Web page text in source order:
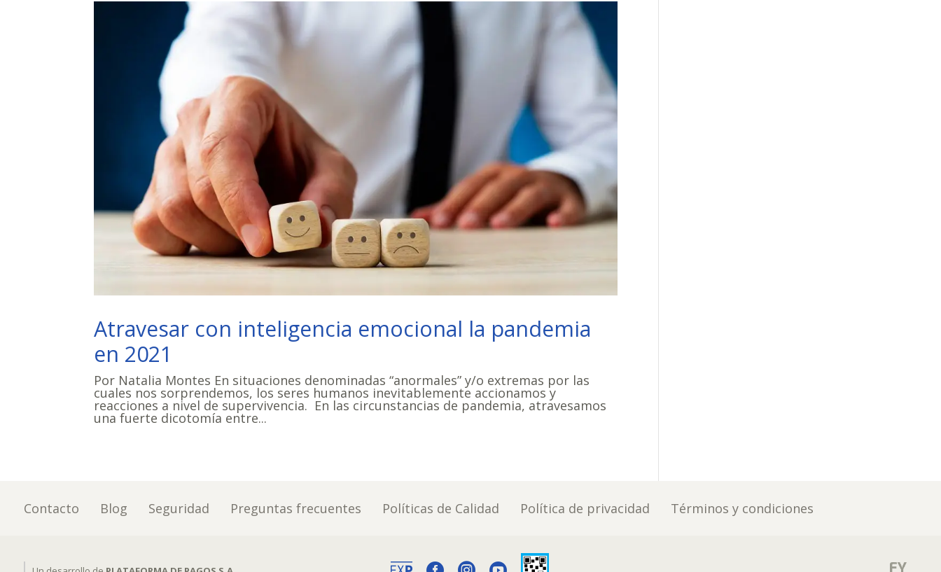
Atravesar con inteligencia emocional la pandemia
en 2021
Por Natalia Montes En situaciones denominadas “anormales” y/o extremas por las
cuales nos sorprendemos, los seres humanos inevitablemente accionamos y
reacciones a nivel de supervivencia. En las circunstancias de pandemia, atravesamos
una fuerte dicotomía entre...
Contacto Blog Seguridad Preguntas frecuentes Políticas de Calidad Política de privacidad Términos y condiciones